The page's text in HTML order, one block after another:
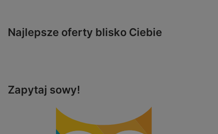
Najlepsze oferty blisko Ciebie
Zapytaj sowy!